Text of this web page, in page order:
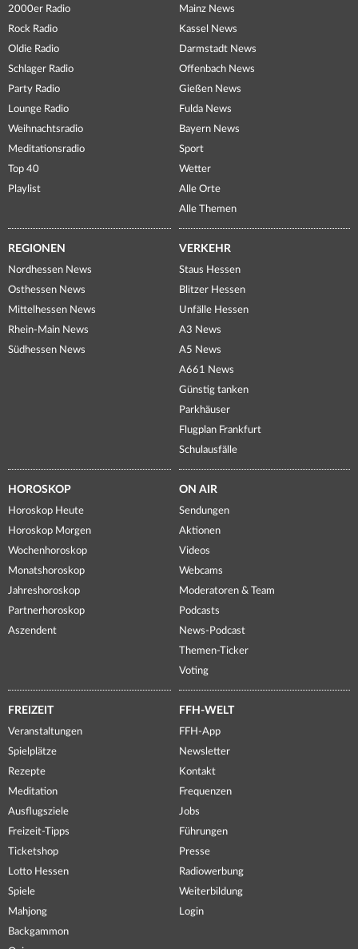
2000er Radio
Rock Radio
Oldie Radio
Schlager Radio
Party Radio
Lounge Radio
Weihnachtsradio
Meditationsradio
Top 40
Playlist
Mainz News
Kassel News
Darmstadt News
Offenbach News
Gießen News
Fulda News
Bayern News
Sport
Wetter
Alle Orte
Alle Themen
REGIONEN
Nordhessen News
Osthessen News
Mittelhessen News
Rhein-Main News
Südhessen News
VERKEHR
Staus Hessen
Blitzer Hessen
Unfälle Hessen
A3 News
A5 News
A661 News
Günstig tanken
Parkhäuser
Flugplan Frankfurt
Schulausfälle
HOROSKOP
Horoskop Heute
Horoskop Morgen
Wochenhoroskop
Monatshoroskop
Jahreshoroskop
Partnerhoroskop
Aszendent
ON AIR
Sendungen
Aktionen
Videos
Webcams
Moderatoren & Team
Podcasts
News-Podcast
Themen-Ticker
Voting
FREIZEIT
Veranstaltungen
Spielplätze
Rezepte
Meditation
Ausflugsziele
Freizeit-Tipps
Ticketshop
Lotto Hessen
Spiele
Mahjong
Backgammon
FFH-WELT
FFH-App
Newsletter
Kontakt
Frequenzen
Jobs
Führungen
Presse
Radiowerbung
Weiterbildung
Login